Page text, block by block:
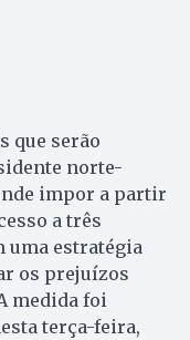
que serão
norte-
impor a partir
a três
uma estratégia
os prejuízos
medida foi
terça-feira,